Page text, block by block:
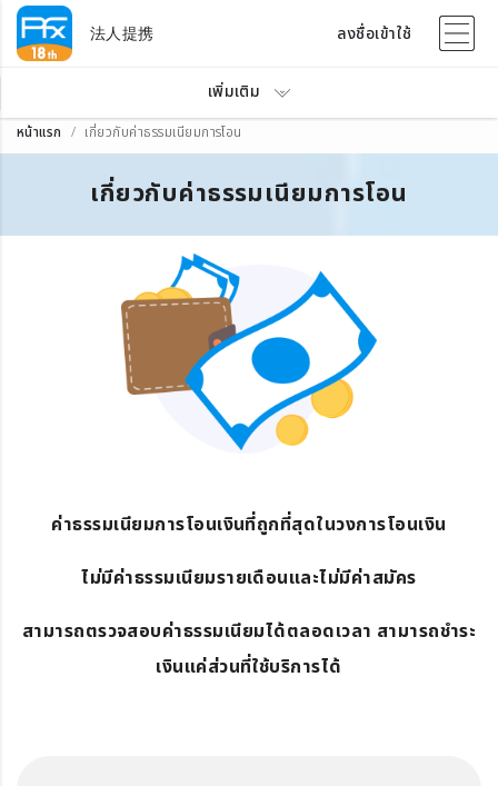
法人提携 ลงชื่อเข้าใช้
เพิ่มเติม
หน้าแรก เกี่ยวกับค่าธรรมเนียมการโอน
เกี่ยวกับค่าธรรมเนียมการโอน
ค่าธรรมเนียมการโอนเงินที่ถูกที่สุดในวงการโอนเงิน
ไม่มีค่าธรรมเนียมรายเดือนและไม่มีค่าสมัคร
สามารถตรวจสอบค่าธรรมเนียมได้ตลอดเวลา สามารถชำระ
เงินแค่ส่วนที่ใช้บริการได้